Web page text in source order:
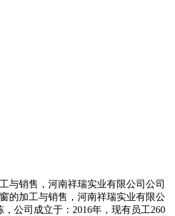
与销售，河南祥瑞实业有限公司公司
的加工与销售，河南祥瑞实业有限公
，公司成立于：2016年，现有员工260